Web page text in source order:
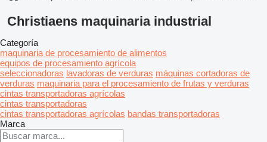
Christiaens maquinaria industrial
Categoría
maquinaria de procesamiento de alimentos
equipos de procesamiento agrícola
seleccionadoras lavadoras de verduras máquinas cortadoras de
verduras maquinaria para el procesamiento de frutas y verduras
cintas transportadoras agrícolas
cintas transportadoras
cintas transportadoras agrícolas bandas transportadoras
Marca